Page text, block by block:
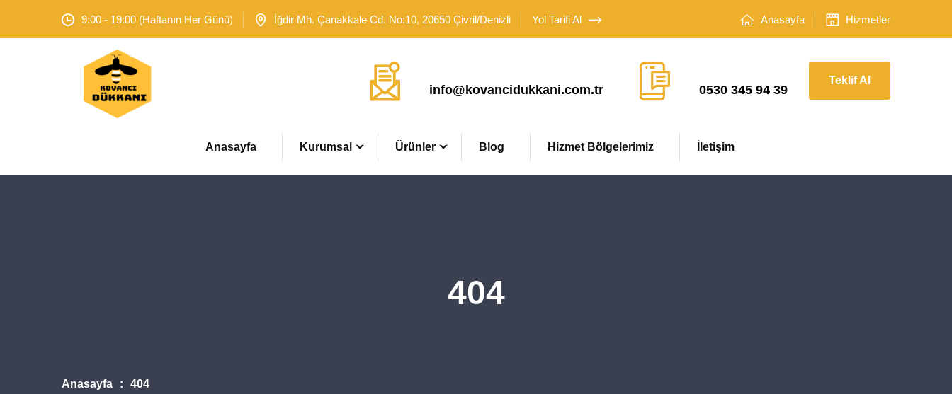
9:00 - 19:00 (Haftanın Her Günü) İğdir Mh. Çanakkale Cd. No:10, 20650 Çivril/Denizli Yol Tarifi Al Anasayfa Hizmetler
info@kovancidukkani.com.tr 0530 345 94 39
Teklif Al
Anasayfa Kurumsal Ürünler Blog Hizmet Bölgelerimiz İletişim
404
Anasayfa 404